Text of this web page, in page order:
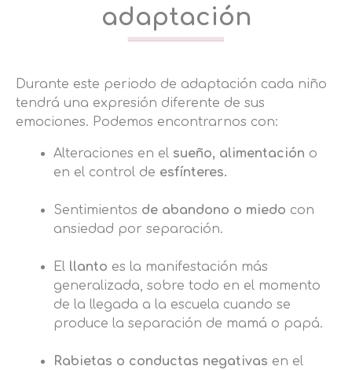
adaptación
Durante este periodo de adaptación cada niño
tendrá una expresión diferente de sus
emociones. Podemos encontrarnos con:
Alteraciones en el sueño, alimentación o
en el control de esfínteres.
Sentimientos de abandono o miedo con
ansiedad por separación.
El llanto es la manifestación más
generalizada, sobre todo en el momento
de la llegada a la escuela cuando se
produce la separación de mamá o papá.
Rabietas o conductas negativas en el